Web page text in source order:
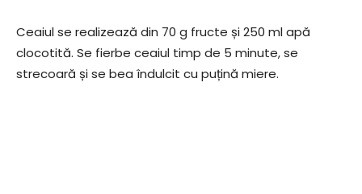
Ceaiul se realizează din 70 g fructe și 250 ml apă
clocotită. Se fierbe ceaiul timp de 5 minute, se
strecoară și se bea îndulcit cu puțină miere.